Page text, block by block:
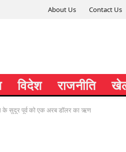
About Us Contact Us
विदेश राजनीति
के सुदूर पूर्व को एक अरब डॉलर का ऋण